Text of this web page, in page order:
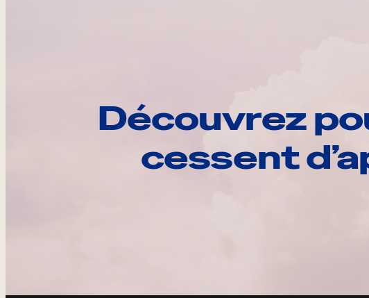
Découvrez
cessent